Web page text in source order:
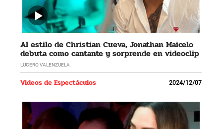
Al estilo de Christian Cueva, Jonathan Maicelo
debuta como cantante y sorprende en videoclip
LUCERO VALENZUELA
Videos de Espectáculos 2024/12/07